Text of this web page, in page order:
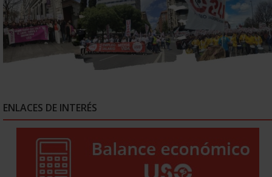
ENLACES DE INTERÉS